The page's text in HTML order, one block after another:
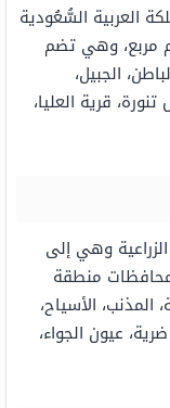
العربية السُّعُودية
تبلغ تقريبًا 375 ألف كم مربع، وهي تضم
الجبيل،
قرية العليا،
وهي إلى
محافظات منطقة
المذنب، الأسياح،
عيون الجواء،